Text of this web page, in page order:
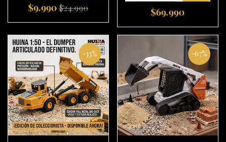
$9.990 $24.990 $69.990
-33% -67%